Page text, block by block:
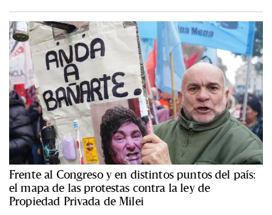
Frente al Congreso y en distintos puntos del país:
el mapa de las protestas contra la ley de
Propiedad Privada de Milei